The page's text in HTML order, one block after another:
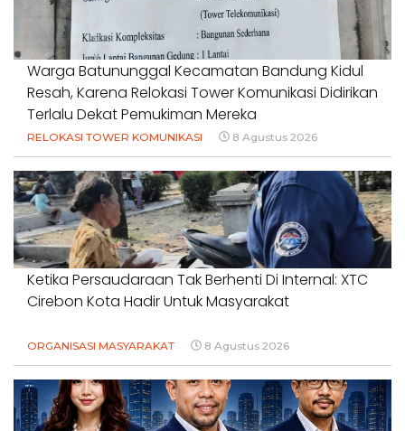
Warga Batununggal Kecamatan Bandung Kidul
Resah, Karena Relokasi Tower Komunikasi Didirikan
Terlalu Dekat Pemukiman Mereka
RELOKASI TOWER KOMUNIKASI 8 Agustus 2026
Ketika Persaudaraan Tak Berhenti Di Internal: XTC
Cirebon Kota Hadir Untuk Masyarakat
ORGANISASI MASYARAKAT 8 Agustus 2026